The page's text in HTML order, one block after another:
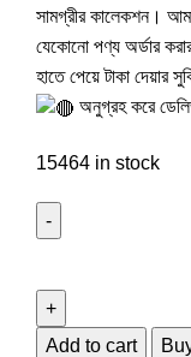
সামগ্রীর কালেকশন।
যেকোনো পণ্য অর্ডার
হাতে পেয়ে টাকা দেয়ার
অনুগ্রহ করে
15464 in stock
Add to cart